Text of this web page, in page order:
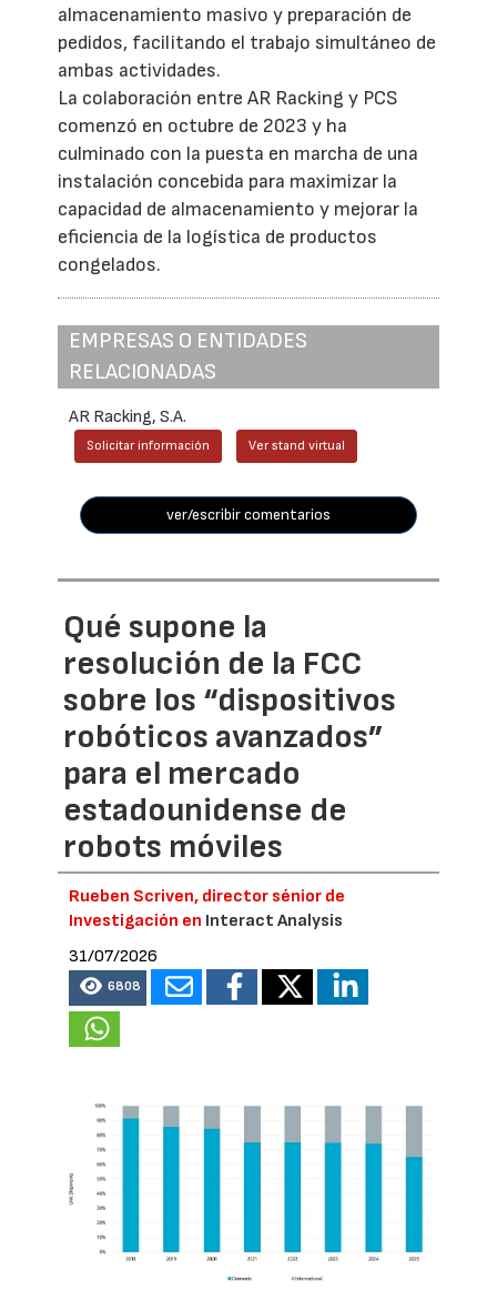
almacenamiento masivo y preparación de
pedidos, facilitando el trabajo simultáneo de
ambas actividades.
La colaboración entre AR Racking y PCS
comenzó en octubre de 2023 y ha
culminado con la puesta en marcha de una
instalación concebida para maximizar la
capacidad de almacenamiento y mejorar la
eficiencia de la logística de productos
congelados.
EMPRESAS O ENTIDADES
RELACIONADAS
AR Racking, S.A.
Solicitar información Ver stand virtual
ver/escribir comentarios
Qué supone la
resolución de la FCC
sobre los “dispositivos
robóticos avanzados”
para el mercado
estadounidense de
robots móviles
Rueben Scriven, director sénior de
Investigación en Interact Analysis
31/07/2026
6808